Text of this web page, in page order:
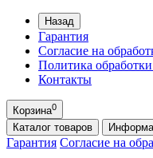
Назад
Гарантия
Согласие на
Политика
Контакты
Корзина0
Каталог товаров
Гарантия Согласие на